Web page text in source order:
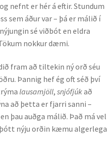
nefnt er hér á eftir. Stundum
sem áður var – þá er málið í
sé viðbót en eldra
nokkur dæmi.
fram að tiltekin ný orð séu
Þannig hef ég oft séð því
lausamjöll,snjófjúkað
að þetta er fjarri sanni –
þau auðga málið. Það má vel
nýju orðin kæmu algerlega